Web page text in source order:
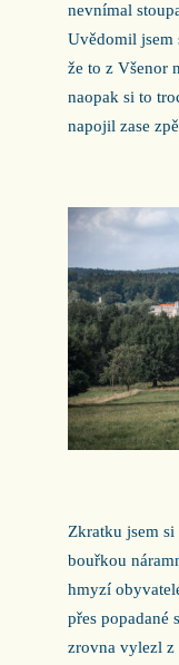
nevnímal
Uvědomil jsem
že to z Všenor
naopak si to
napojil zase
Zkratku jsem
bouřkou
hmyzí
přes popadané
zrovna vylezl z